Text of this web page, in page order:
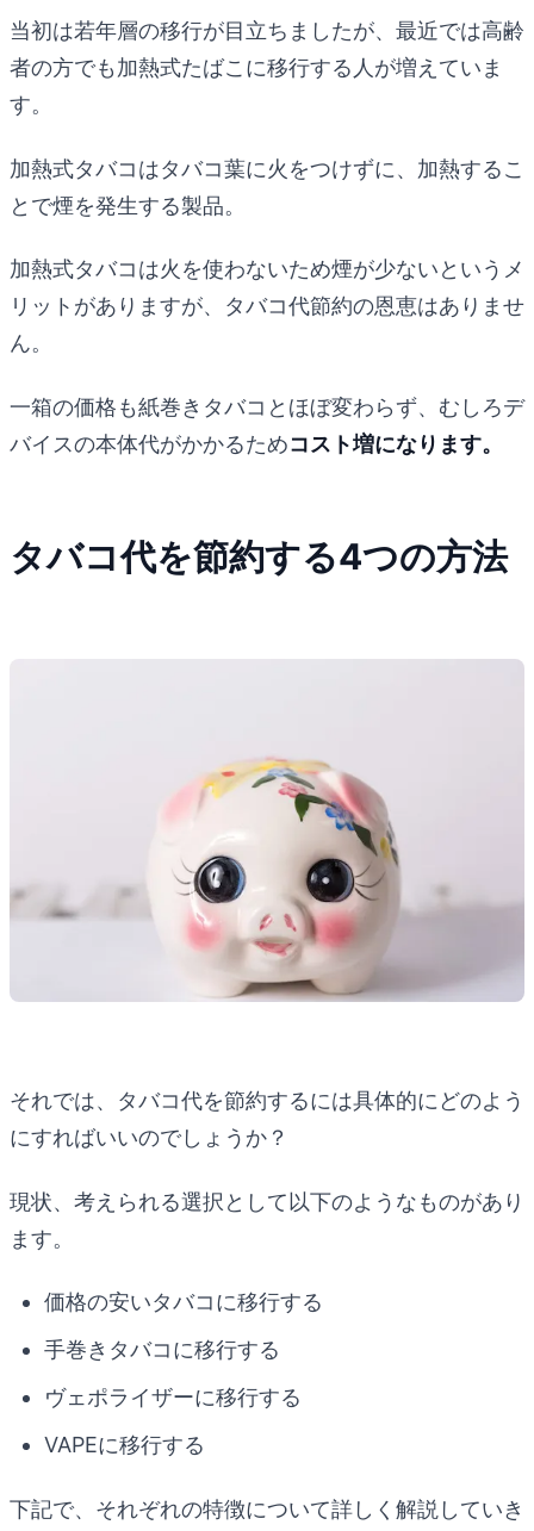
当初は若年層の移行が目立ちましたが、最近では高齢
者の方でも加熱式たばこに移行する人が増えていま
す。
加熱式タバコはタバコ葉に火をつけずに、加熱するこ
とで煙を発生する製品。
加熱式タバコは火を使わないため煙が少ないというメ
リットがありますが、タバコ代節約の恩恵はありませ
ん。
一箱の価格も紙巻きタバコとほぼ変わらず、むしろデ
バイスの本体代がかかるためコスト増になります。
タバコ代を節約する4つの方法
それでは、タバコ代を節約するには具体的にどのよう
にすればいいのでしょうか？
現状、考えられる選択として以下のようなものがあり
ます。
価格の安いタバコに移行する
手巻きタバコに移行する
ヴェポライザーに移行する
VAPEに移行する
下記で、それぞれの特徴について詳しく解説していき